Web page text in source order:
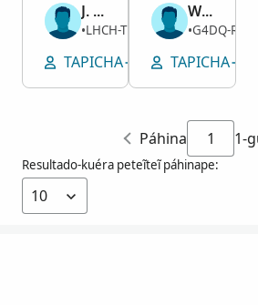
J. M. Packard
Kuimba’e
–1901
•LHCH-TBD
TAPICHA EMBOJOAPY
William Henry Scott
Kuimba’e
1852–1912
•G4DQ-RFJ
TAPICHA
Resultado-kuéra peteĩteĩ páhinape:
Páhina 1-